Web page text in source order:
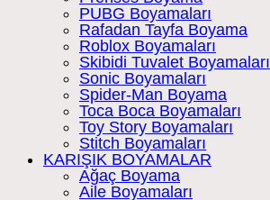
PUBG Boyamaları
Rafadan Tayfa Boyama
Roblox Boyamaları
Skibidi Tuvalet Boyamaları
Sonic Boyamaları
Spider-Man Boyama
Toca Boca Boyamaları
Toy Story Boyamaları
Stitch Boyamaları
KARIŞIK BOYAMALAR
Ağaç Boyama
Aile Boyamaları